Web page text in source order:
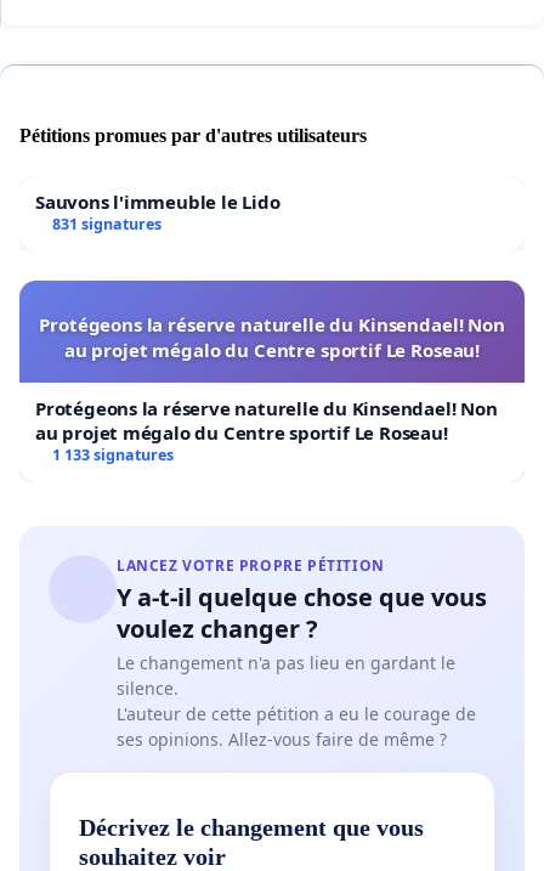
Pétitions promues par d'autres utilisateurs
Sauvons l'immeuble le Lido
831 signatures
Protégeons la réserve naturelle du Kinsendael! Non
au projet mégalo du Centre sportif Le Roseau!
Protégeons la réserve naturelle du Kinsendael! Non
au projet mégalo du Centre sportif Le Roseau!
1 133 signatures
LANCEZ VOTRE PROPRE PÉTITION
Y a-t-il quelque chose que vous
voulez changer ?
Le changement n'a pas lieu en gardant le
silence.
L'auteur de cette pétition a eu le courage de
ses opinions. Allez-vous faire de même ?
Décrivez le changement que vous
souhaitez voir